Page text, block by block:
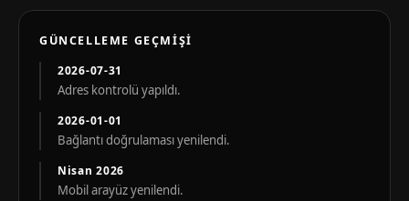
GÜNCELLEME GEÇMIŞI
2026-07-31
Adres kontrolü yapıldı.
2026-01-01
Bağlantı doğrulaması yenilendi.
Nisan 2026
Mobil arayüz yenilendi.